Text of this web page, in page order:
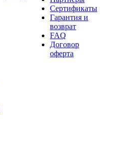
Сертификаты
Гарантия и
возврат
FAQ
Договор
оферта